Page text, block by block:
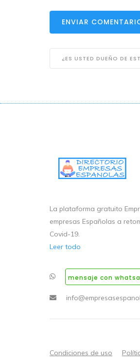
ENVIAR
¿ES USTED DUEÑO DE
La plataforma gratuito
empresas Españolas a
Covid-19.
Leer todo
mensaje con
Condiciones de uso